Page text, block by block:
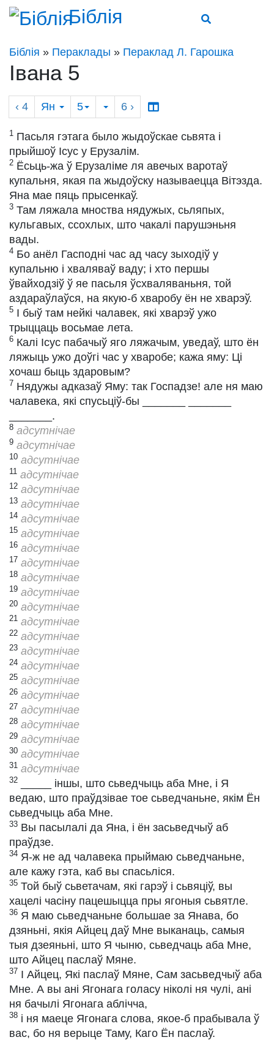
Біблія
Біблія » Пераклады » Пераклад Л. Гарошка
Івана 5
‹ 4 Ян 5 6 ›
1 Пасьля гэтага было жыдоўскае сьвята і
прыйшоў Ісус у Ерузалім.
2 Ёсьць-жа ў Ерузаліме ля авечых варотаў
купальня, якая па жыдоўску называецца Вітэзда.
Яна мае пяць прысенкаў.
3 Там ляжала мноства нядужых, сьляпых,
кульгавых, ссохлых, што чакалі парушэньня
вады.
4 Бо анёл Гасподні час ад часу зыходіў у
купальню і хваляваў ваду; і хто першы
ўвайходзіў ў яе пасьля ўсхваляваньня, той
аздараўлаўся, на якую-б хваробу ён не хварэў.
5 І быў там нейкі чалавек, які хварэў ужо
трыццаць восьмае лета.
6 Калі Ісус пабачыў яго ляжачым, уведаў, што ён
ляжыць ужо доўгі час у хваробе; кажа яму: Ці
хочаш быць здаровым?
7 Нядужы адказаў Яму: так Госпадзе! але ня маю
чалавека, які спусьціў-бы _______ _______
_______.
8 адсутнічае
9 адсутнічае
10 адсутнічае
11 адсутнічае
12 адсутнічае
13 адсутнічае
14 адсутнічае
15 адсутнічае
16 адсутнічае
17 адсутнічае
18 адсутнічае
19 адсутнічае
20 адсутнічае
21 адсутнічае
22 адсутнічае
23 адсутнічае
24 адсутнічае
25 адсутнічае
26 адсутнічае
27 адсутнічае
28 адсутнічае
29 адсутнічае
30 адсутнічае
31 адсутнічае
32
_____ іншы, што сьведчыць аба Мне, і Я
ведаю, што праўдзівае тое сьведчаньне, якім Ён
сьведчыць аба Мне.
33 Вы пасылалі да Яна, і ён засьведчыў аб
праўдзе.
34 Я-ж не ад чалавека прыймаю сьведчаньне,
але кажу гэта, каб вы спасьліся.
35 Той быў сьветачам, які гарэў і сьвяціў, вы
хацелі часіну пацешыцца пры ягоныя сьвятле.
36 Я маю сьведчаньне большае за Янава, бо
дзяньні, якія Айцец даў Мне выканаць, самыя
тыя дзеяньні, што Я чыню, сьведчаць аба Мне,
што Айцец паслаў Мяне.
37 І Айцец, Які паслаў Мяне, Сам засьведчыў аба
Мне. А вы ані Ягонага голасу ніколі ня чулі, ані
ня бачылі Ягонага аблічча,
38 і ня маеце Ягонага слова, якое-б прабывала ў
вас, бо ня верыце Таму, Каго Ён паслаў.